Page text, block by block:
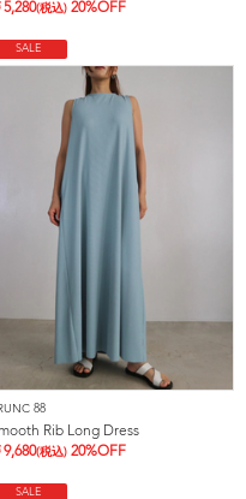
5,280(税込) 20%OFF
SALE
88
Rib Long Dress
9,680(税込) 20%OFF
SALE